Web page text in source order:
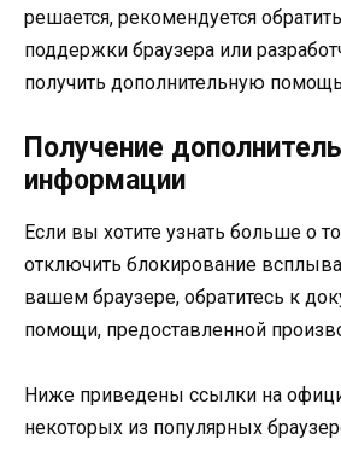
решается, рекомендуется
поддержки браузера или
получить дополнительную
Получение
информации
Если вы хотите узнать больше о
отключить блокирование
вашем браузере, обратитесь к
помощи, предоставленной
Ниже приведены ссылки на
некоторых из популярных